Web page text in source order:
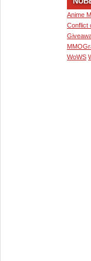
Anime
Conflict
WoWS